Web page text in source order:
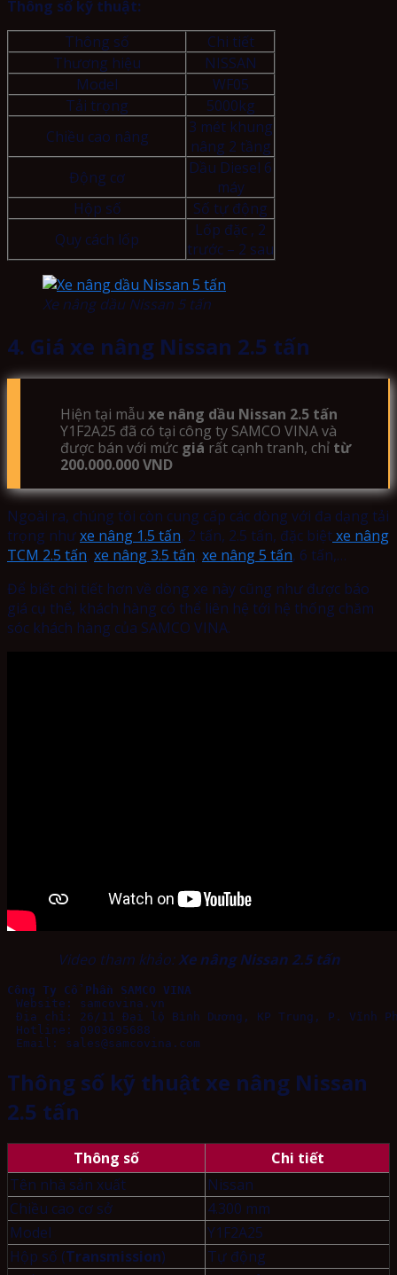
Thông số kỹ thuật:
Thông số
Chi tiết
Thương hiệu
NISSAN
Model
WF05
Tải trọng
5000kg
Chiều cao nâng
3 mét khung
nâng 2 tầng
Động cơ
Dầu Diesel 6
máy
Hộp số
Số tự động
Quy cách lốp
Lốp đặc , 2
trước – 2 sau
Xe nâng dầu Nissan 5 tấn
4. Giá xe nâng Nissan 2.5 tấn
Hiện tại mẫu xe nâng dầu Nissan 2.5 tấn
Y1F2A25 đã có tại công ty SAMCO VINA và
được bán với mức giá rất cạnh tranh, chỉ từ
200.000.000 VND
Ngoài ra, chúng tôi còn cung cấp các dòng với đa dạng tải
trọng nhưxe nâng 1.5 tấn, 2 tấn, 2.5 tấn, đặc biệtxe nâng
TCM 2.5 tấn, xe nâng 3.5 tấn, xe nâng 5 tấn, 6 tấn,…
Để biết chi tiết hơn về dòng xe này cũng như được báo
giá cụ thể, khách hàng có thể liên hệ tới hệ thống chăm
sóc khách hàng của SAMCO VINA.
Video tham khảo:Xe nâng Nissan 2.5 tấn
Công Ty Cổ Phần SAMCO VINA
Email: sales@samcovina.com
Thông số kỹ thuật xe nâng Nissan
2.5 tấn
Thông số
Chi tiết
Tên nhà sản xuất
Nissan
Chiều cao cơ sở
4.300 mm
Model
Y1F2A25
Hộp số (Transmission)
Tự động